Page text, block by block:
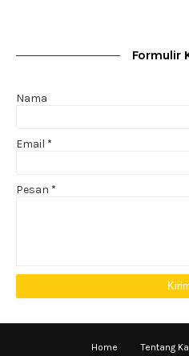
Formulir
Nama
Email *
Pesan *
Home Tentang